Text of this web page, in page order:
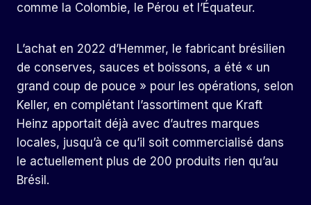
comme la Colombie, le Pérou et l’Équateur.
L’achat en 2022 d’Hemmer, le fabricant brésilien
de conserves, sauces et boissons, a été « un
grand coup de pouce » pour les opérations, selon
Keller, en complétant l’assortiment que Kraft
Heinz apportait déjà avec d’autres marques
locales, jusqu’à ce qu’il soit commercialisé dans
le actuellement plus de 200 produits rien qu’au
Brésil.